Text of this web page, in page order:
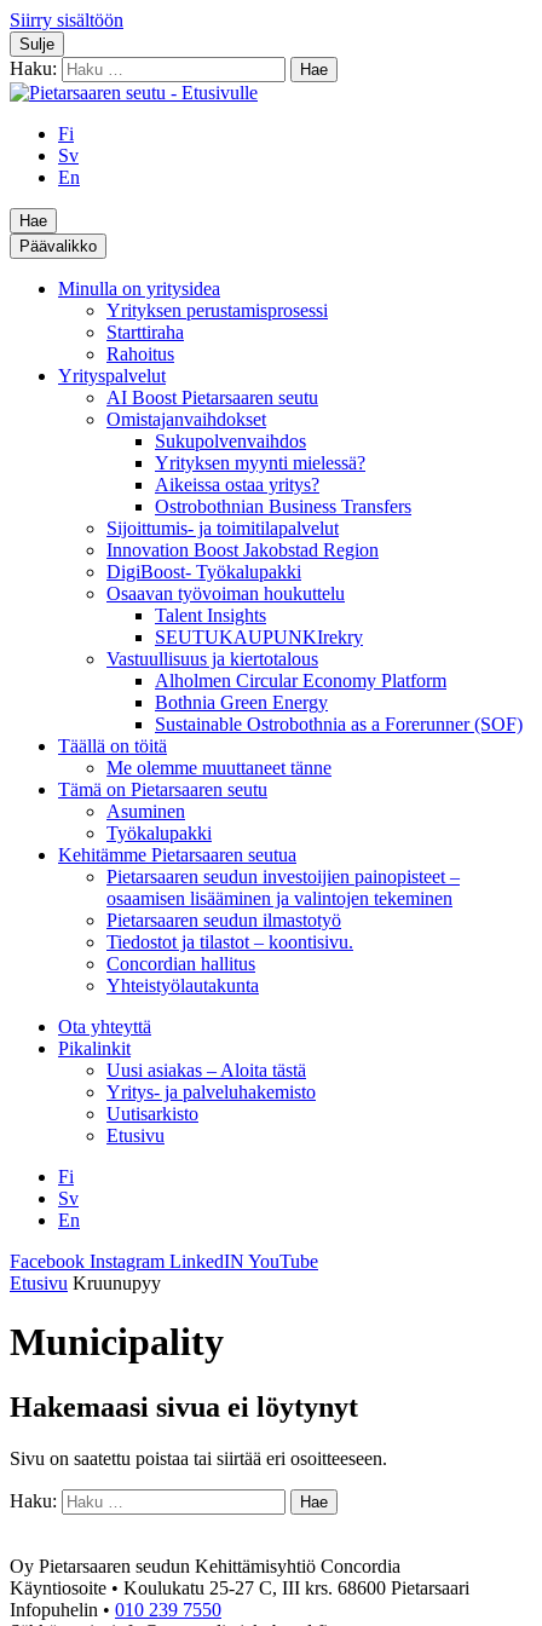
Siirry sisältöön
Sulje
Haku:
Fi
Sv
En
Hae
Päävalikko
Minulla on yritysidea
Yrityksen perustamisprosessi
Starttiraha
Rahoitus
Yrityspalvelut
AI Boost Pietarsaaren seutu
Omistajanvaihdokset
Sukupolvenvaihdos
Yrityksen myynti mielessä?
Aikeissa ostaa yritys?
Ostrobothnian Business Transfers
Sijoittumis- ja toimitilapalvelut
Innovation Boost Jakobstad Region
DigiBoost- Työkalupakki
Osaavan työvoiman houkuttelu
Talent Insights
SEUTUKAUPUNKIrekry
Vastuullisuus ja kiertotalous
Alholmen Circular Economy Platform
Bothnia Green Energy
Sustainable Ostrobothnia as a Forerunner (SOF)
Täällä on töitä
Me olemme muuttaneet tänne
Tämä on Pietarsaaren seutu
Asuminen
Työkalupakki
Kehitämme Pietarsaaren seutua
Pietarsaaren seudun investoijien painopisteet –
osaamisen lisääminen ja valintojen tekeminen
Pietarsaaren seudun ilmastotyö
Tiedostot ja tilastot – koontisivu.
Concordian hallitus
Yhteistyölautakunta
Ota yhteyttä
Pikalinkit
Uusi asiakas – Aloita tästä
Yritys- ja palveluhakemisto
Uutisarkisto
Etusivu
Fi
Sv
En
Facebook Instagram LinkedIN YouTube
Etusivu Kruunupyy
Municipality
Hakemaasi sivua ei löytynyt
Sivu on saatettu poistaa tai siirtää eri osoitteeseen.
Haku:
Oy Pietarsaaren seudun Kehittämisyhtiö Concordia
Käyntiosoite • Koulukatu 25-27 C, III krs. 68600 Pietarsaari
Infopuhelin • 010 239 7550